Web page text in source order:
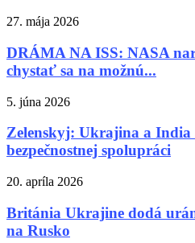
27. mája 2026
DRÁMA NA ISS: NASA
chystať sa na možnú...
5. júna 2026
Zelenskyj: Ukrajina a India
bezpečnostnej spolupráci
20. apríla 2026
Británia Ukrajine dodá
na Rusko